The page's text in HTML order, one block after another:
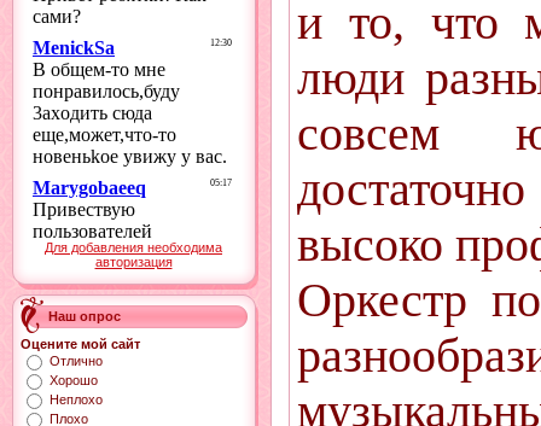
Для добавления необходима
авторизация
Наш опрос
Оцените мой сайт
Отлично
Хорошо
Неплохо
Плохо
и то, что
люди
совсем
высоко
Оркестр